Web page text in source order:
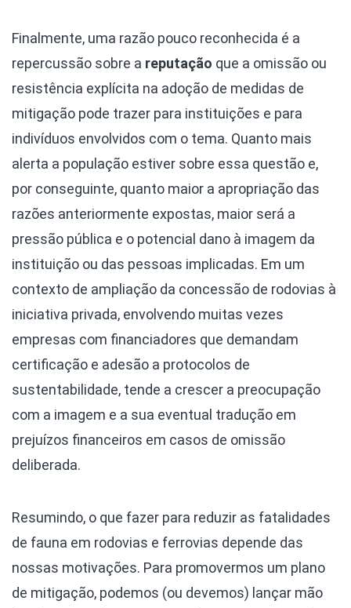
Finalmente, uma razão pouco reconhecida é a
repercussão sobre a reputação que a omissão ou
resistência explícita na adoção de medidas de
mitigação pode trazer para instituições e para
indivíduos envolvidos com o tema. Quanto mais
alerta a população estiver sobre essa questão e,
por conseguinte, quanto maior a apropriação das
razões anteriormente expostas, maior será a
pressão pública e o potencial dano à imagem da
instituição ou das pessoas implicadas. Em um
contexto de ampliação da concessão de rodovias à
iniciativa privada, envolvendo muitas vezes
empresas com financiadores que demandam
certificação e adesão a protocolos de
sustentabilidade, tende a crescer a preocupação
com a imagem e a sua eventual tradução em
prejuízos financeiros em casos de omissão
deliberada.
Resumindo, o que fazer para reduzir as fatalidades
de fauna em rodovias e ferrovias depende das
nossas motivações. Para promovermos um plano
de mitigação, podemos (ou devemos) lançar mão